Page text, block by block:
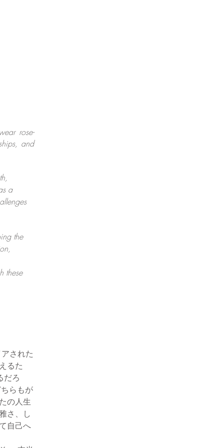
rose-
and
a
the
these
された
るた
だろ
らもが
の人生
さ、し
自己へ